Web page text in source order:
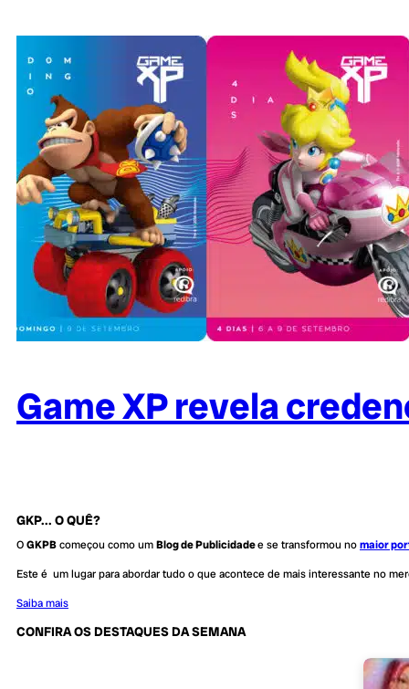
Game XP revela
GKP... O QUÊ?
OGKPBcomeçou como umBlog de Publicidadee se transformou nomaior
Este é um lugar para abordar tudo o que acontece de mais interessante no
Saiba mais
CONFIRA OS DESTAQUES DA SEMANA